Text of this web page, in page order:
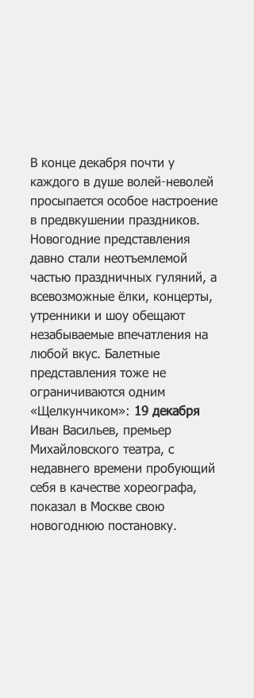
В конце декабря почти у
каждого в душе волей-неволей
просыпается особое настроение
в предвкушении праздников.
Новогодние представления
давно стали неотъемлемой
частью праздничных гуляний, а
всевозможные ёлки, концерты,
утренники и шоу обещают
незабываемые впечатления на
любой вкус. Балетные
представления тоже не
ограничиваются одним
«Щелкунчиком»: 19 декабря
Иван Васильев, премьер
Михайловского театра, с
недавнего времени пробующий
себя в качестве хореографа,
показал в Москве свою
новогоднюю постановку.